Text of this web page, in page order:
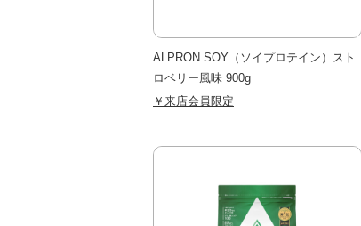
ALPRON SOY（ソイプロテイン）スト
ロベリー風味 900g
￥来店会員限定